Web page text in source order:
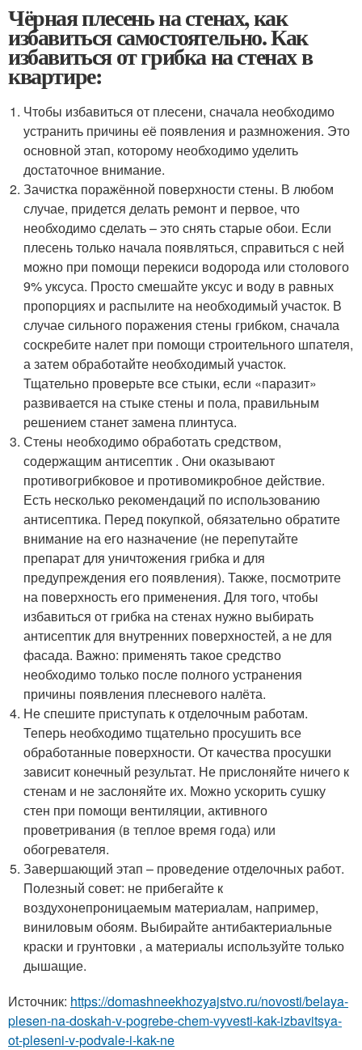
Чёрная плесень на стенах, как
избавиться самостоятельно. Как
избавиться от грибка на стенах в
квартире:
Чтобы избавиться от плесени, сначала необходимо
устранить причины её появления и размножения. Это
основной этап, которому необходимо уделить
достаточное внимание.
Зачистка поражённой поверхности стены. В любом
случае, придется делать ремонт и первое, что
необходимо сделать – это снять старые обои. Если
плесень только начала появляться, справиться с ней
можно при помощи перекиси водорода или столового
9% уксуса. Просто смешайте уксус и воду в равных
пропорциях и распылите на необходимый участок. В
случае сильного поражения стены грибком, сначала
соскребите налет при помощи строительного шпателя,
а затем обработайте необходимый участок.
Тщательно проверьте все стыки, если «паразит»
развивается на стыке стены и пола, правильным
решением станет замена плинтуса.
Стены необходимо обработать средством,
содержащим антисептик . Они оказывают
противогрибковое и противомикробное действие.
Есть несколько рекомендаций по использованию
антисептика. Перед покупкой, обязательно обратите
внимание на его назначение (не перепутайте
препарат для уничтожения грибка и для
предупреждения его появления). Также, посмотрите
на поверхность его применения. Для того, чтобы
избавиться от грибка на стенах нужно выбирать
антисептик для внутренних поверхностей, а не для
фасада. Важно: применять такое средство
необходимо только после полного устранения
причины появления плесневого налёта.
Не спешите приступать к отделочным работам.
Теперь необходимо тщательно просушить все
обработанные поверхности. От качества просушки
зависит конечный результат. Не прислоняйте ничего к
стенам и не заслоняйте их. Можно ускорить сушку
стен при помощи вентиляции, активного
проветривания (в теплое время года) или
обогревателя.
Завершающий этап – проведение отделочных работ.
Полезный совет: не прибегайте к
воздухонепроницаемым материалам, например,
виниловым обоям. Выбирайте антибактериальные
краски и грунтовки , а материалы используйте только
дышащие.
Источник: https://domashneekhozyajstvo.ru/novosti/belaya-
plesen-na-doskah-v-pogrebe-chem-vyvesti-kak-izbavitsya-
ot-pleseni-v-podvale-i-kak-ne